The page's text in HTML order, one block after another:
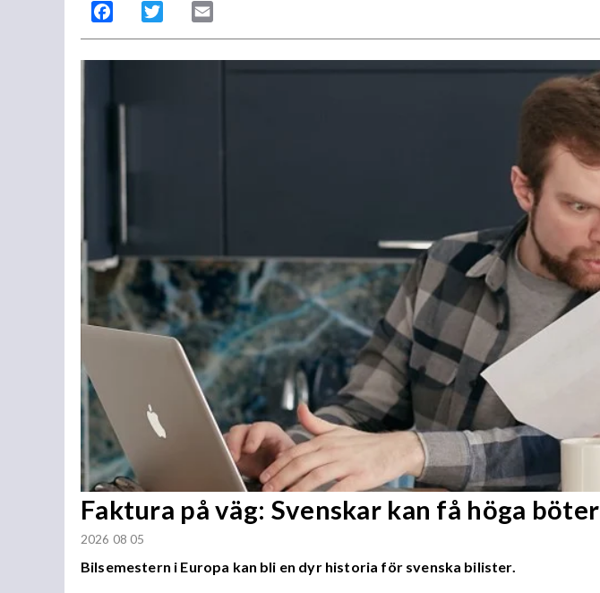
Facebook Twitter
Faktura på väg: Svenskar kan få höga böter
2026 08 05
Bilsemestern i Europa kan bli en dyr historia för svenska bilister.